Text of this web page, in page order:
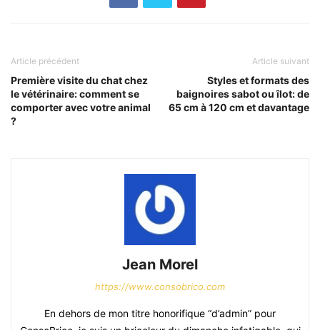
Article précédent
Première visite du chat chez
le vétérinaire: comment se
comporter avec votre animal
?
Article suivant
Styles et formats des
baignoires sabot ou îlot: de
65 cm à 120 cm et davantage
Jean Morel
https://www.consobrico.com
En dehors de mon titre honorifique “d’admin” pour